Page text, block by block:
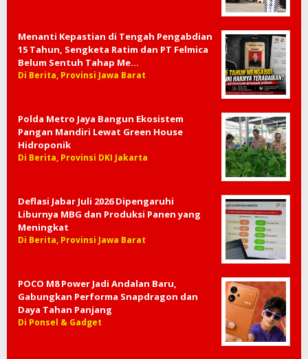
Menanti Kepastian di Tengah Pengabdian
15 Tahun, Sengketa Ratim dan PT Felmica
Belum Sentuh Tahap Me…
Di Berita, Provinsi Jawa Barat
Polda Metro Jaya Bangun Ekosistem
Pangan Mandiri Lewat Green House
Hidroponik
Di Berita, Provinsi DKI Jakarta
Deflasi Jabar Juli 2026 Dipengaruhi
Liburnya MBG dan Produksi Panen yang
Meningkat
Di Berita, Provinsi Jawa Barat
POCO M8 Power Jadi Andalan Baru,
Gabungkan Performa Snapdragon dan
Daya Tahan Panjang
Di Ponsel & Gadget